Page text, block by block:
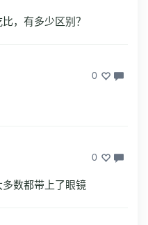
，有多少区别？
0
0
数都带上了眼镜